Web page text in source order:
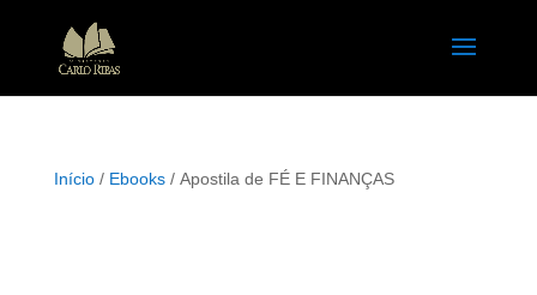
Início/ Ebooks/ Apostila de FÉ E FINANÇAS